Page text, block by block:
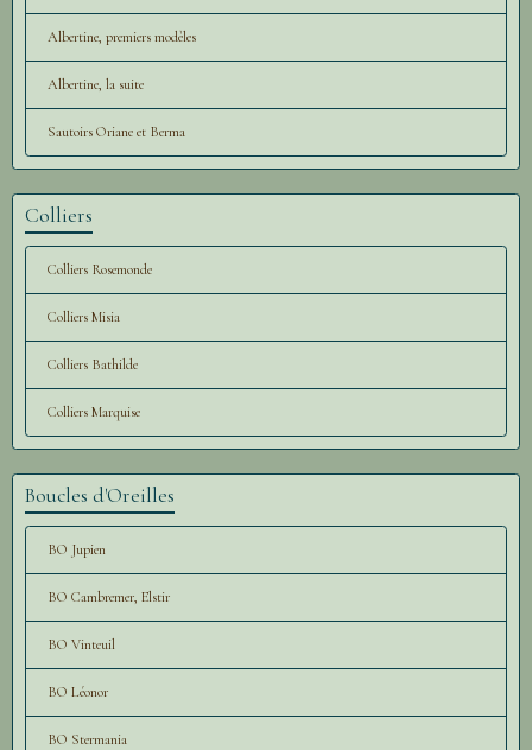
Albertine, premiers modèles
Albertine, la suite
Sautoirs Oriane et Berma
Colliers
Colliers Rosemonde
Colliers Misia
Colliers Bathilde
Colliers Marquise
Boucles d'Oreilles
BO Jupien
BO Cambremer, Elstir
BO Vinteuil
BO Léonor
BO Stermania